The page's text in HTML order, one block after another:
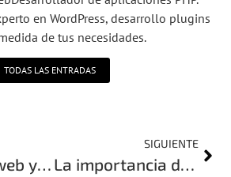
en WordPress, desarrollo plugins
de tus necesidades.
TODAS LAS ENTRADAS
Desarrollo web y diseño web no es lo mismo, conoce la diferencia
SIGUIENTE
La importancia de la web para crear tu marca personal